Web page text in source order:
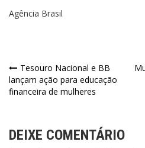
Agência Brasil
Tesouro Nacional e BB
lançam ação para educação
financeira de mulheres
DEIXE COMENTÁRIO